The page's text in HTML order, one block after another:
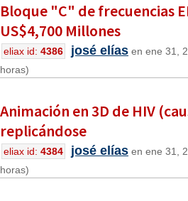
Bloque "C" de frecuencias
US$4,700 Millones
eliax id: 4386 josé elías en ene 31,
horas)
Animación en 3D de HIV
replicándose
eliax id: 4384 josé elías en ene 31,
horas)